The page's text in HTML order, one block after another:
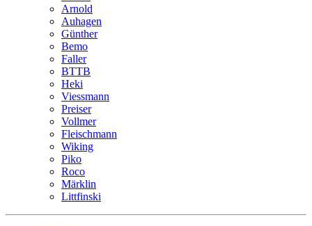
Arnold
Auhagen
Günther
Bemo
Faller
BTTB
Heki
Viessmann
Preiser
Vollmer
Fleischmann
Wiking
Piko
Roco
Märklin
Littfinski